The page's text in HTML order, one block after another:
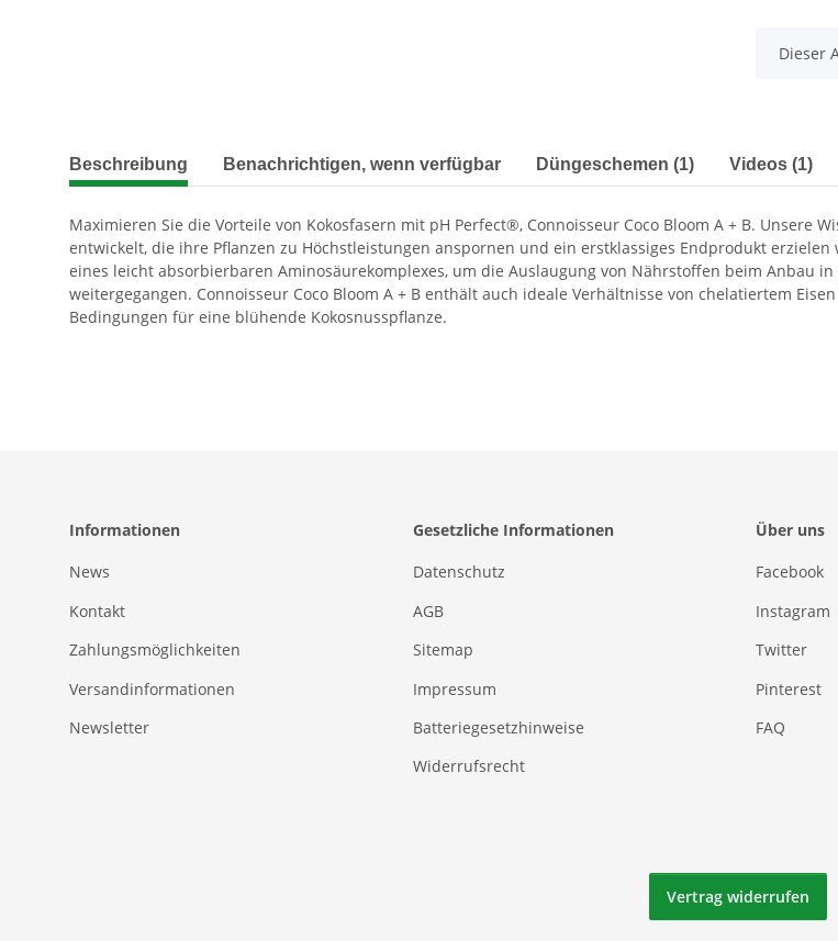
x
Dieser
weitere Registerkarten anzeigen
Beschreibung Benachrichtigen, wenn verfügbar Düngeschemen (1) Videos (1)
Maximieren Sie die Vorteile von Kokosfasern mit pH Perfect®, Connoisseur Coco Bloom A + B.
entwickelt, die ihre Pflanzen zu Höchstleistungen anspornen und ein erstklassiges Endprodukt
eines leicht absorbierbaren Aminosäurekomplexes, um die Auslaugung von Nährstoffen beim Anbau
weitergegangen. Connoisseur Coco Bloom A + B enthält auch ideale Verhältnisse von chelatiertem
Bedingungen für eine blühende Kokosnusspflanze.
Informationen
News
Kontakt
Zahlungsmöglichkeiten
Versandinformationen
Newsletter
Gesetzliche Informationen
Datenschutz
AGB
Sitemap
Impressum
Batteriegesetzhinweise
Widerrufsrecht
Über uns
Facebook
Instagram
Twitter
Pinterest
FAQ
Vertrag widerrufen